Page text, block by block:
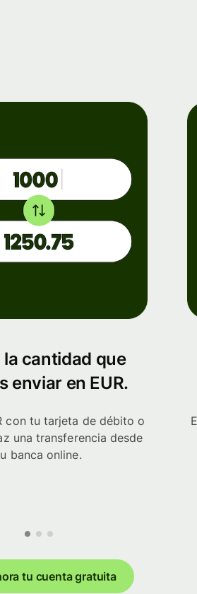
cantidad que
enviar en EUR.
con tu tarjeta de débito o
una transferencia desde
banca online.
tu cuenta gratuita